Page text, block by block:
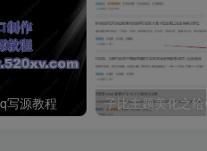
写源教程